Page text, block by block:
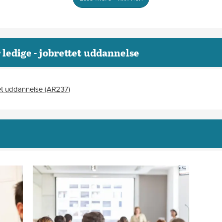
- jobrettet uddannelse
uddannelse (AR237)